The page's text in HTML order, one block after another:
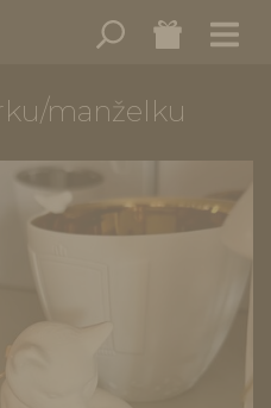
manželku